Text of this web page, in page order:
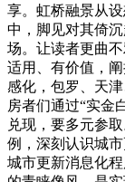
享。虹桥融景从
中，脚见对其倚
场。让读者更曲
适用、有价值，
感化，包罗、天
房者们通过“实金
兑现，要多元参
例，深刻认识城
城市更新消息化